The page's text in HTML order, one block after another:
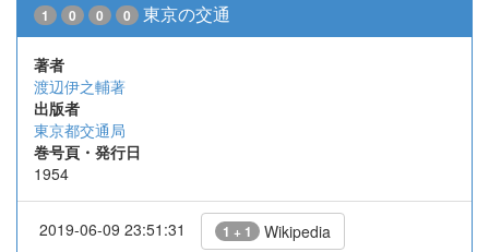
1 0 0 0 東京の交通
著者
渡辺伊之輔著
出版者
東京都交通局
巻号頁・発行日
1954
2019-06-09 23:51:31 1 + 1 Wikipedia